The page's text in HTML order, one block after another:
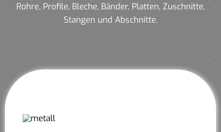
Rohre, Profile, Bleche, Bänder, Platten, Zuschnitte,
Stangen und Abschnitte.